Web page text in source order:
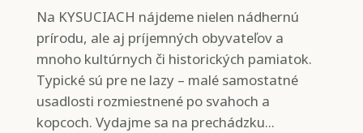
Na KYSUCIACH nájdeme nielen nádhernú
prírodu, ale aj príjemných obyvateľov a
mnoho kultúrnych či historických pamiatok.
Typické sú pre ne lazy – malé samostatné
usadlosti rozmiestnené po svahoch a
kopcoch. Vydajme sa na prechádzku...